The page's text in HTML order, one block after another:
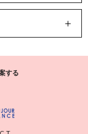
する